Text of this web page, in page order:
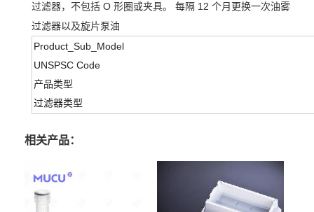
过滤器，不包括 O 形圈或夹具。 每隔 12 个月更换一次油雾
过滤器以及旋片泵油
Product_Sub_Model
UNSPSC Code
产品类型
过滤器类型
相关产品：